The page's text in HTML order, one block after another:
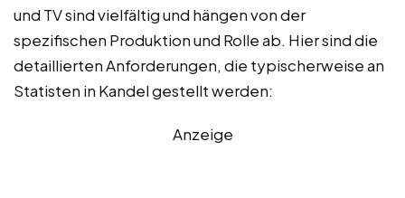
und TV sind vielfältig und hängen von der
spezifischen Produktion und Rolle ab. Hier sind die
detaillierten Anforderungen, die typischerweise an
Statisten in Kandel gestellt werden:
Anzeige